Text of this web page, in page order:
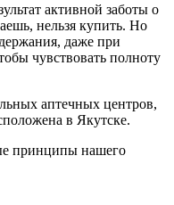
активной заботы о
нельзя купить. Но
даже при
чувствовать полноту
аптечных центров,
в Якутске.
принципы нашего